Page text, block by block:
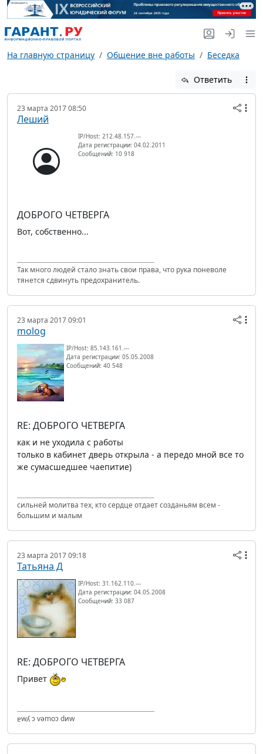
На главную страницу Общение вне работы Беседка
Ответить
23 марта 2017 08:50
Леший
IP/Host: 212.48.157.---
Дата регистрации: 04.02.2011
Сообщений: 10 918
ДОБРОГО ЧЕТВЕРГА
Вот, собственно...
Так много людей стало знать свои права, что рука поневоле
тянется сдвинуть предохранитель.
23 марта 2017 09:01
molog
IP/Host: 85.143.161.---
Дата регистрации: 05.05.2008
Сообщений: 40 548
RE: ДОБРОГО ЧЕТВЕРГА
как и не уходила с работы
только в кабинет дверь открыла - а передо мной все то
же сумасшедшее чаепитие)
сильней молитва тех, кто сердце отдает созданьям всем -
большим и малым
23 марта 2017 09:18
Татьяна Д
IP/Host: 31.162.110.---
Дата регистрации: 04.05.2008
Сообщений: 33 087
RE: ДОБРОГО ЧЕТВЕРГА
Привет
ɐwʎ ɔ vǝmоɔ dиw